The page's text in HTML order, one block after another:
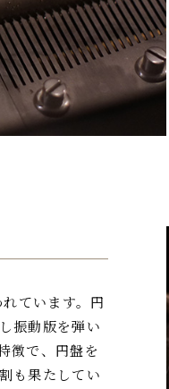
ています。円
振動版を弾い
徴で、円盤を
も果たしてい